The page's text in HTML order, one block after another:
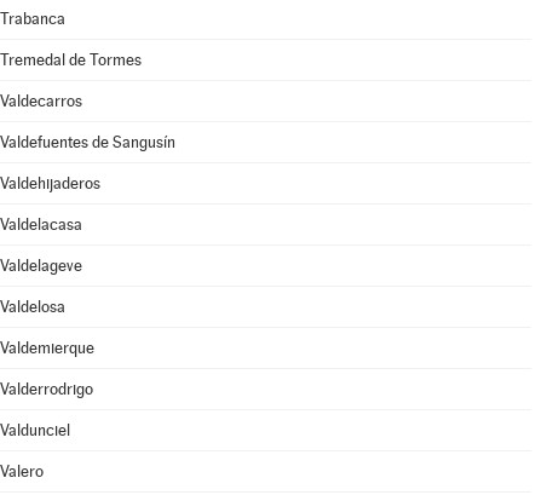
Trabanca
Tremedal de Tormes
Valdecarros
Valdefuentes de Sangusín
Valdehijaderos
Valdelacasa
Valdelageve
Valdelosa
Valdemierque
Valderrodrigo
Valdunciel
Valero